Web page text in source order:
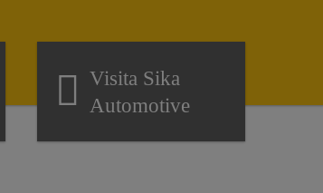
Visita Sika
Automotive